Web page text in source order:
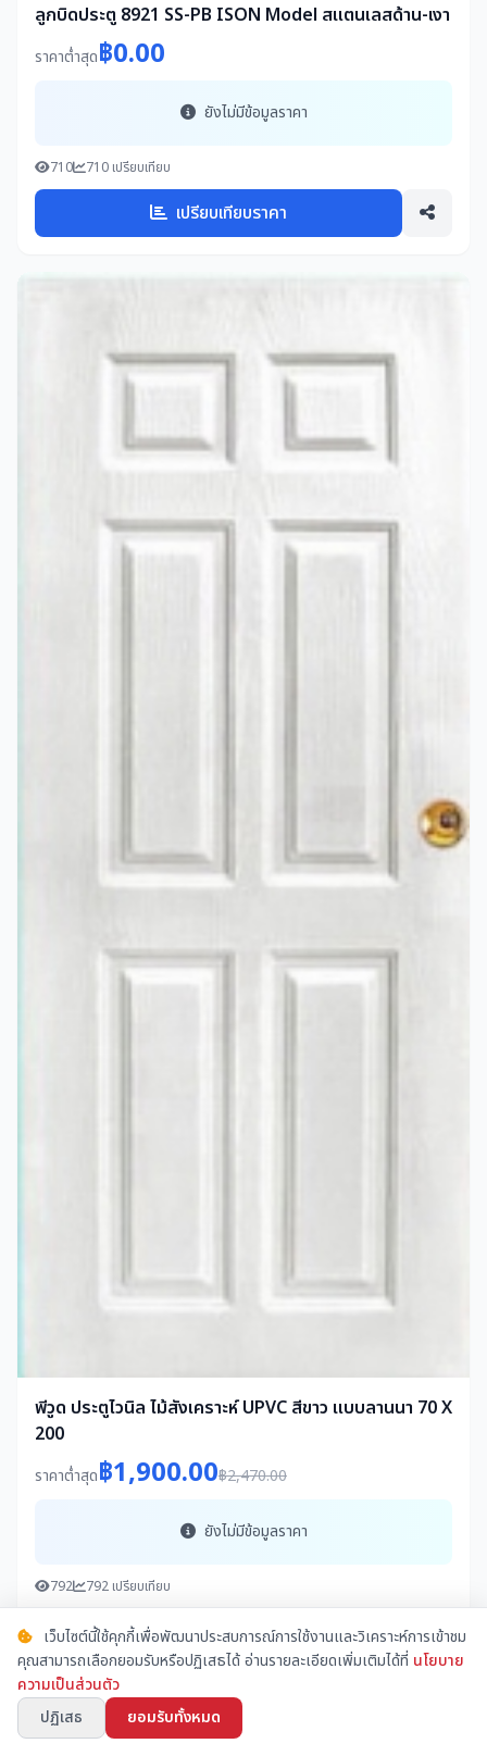
ลูกบิดประตู 8921 SS-PB ISON Model สแตนเลสด้าน-เงา
ราคาต่ำสุด฿0.00
ยังไม่มีข้อมูลราคา
710 710 เปรียบเทียบ
เปรียบเทียบราคา
พีวูด ประตูไวนิล ไม้สังเคราะห์ UPVC สีขาว แบบลานนา 70 X
200
ราคาต่ำสุด฿1,900.00฿2,470.00
ยังไม่มีข้อมูลราคา
792 792 เปรียบเทียบ
เปรียบเทียบราคา
เว็บไซต์นี้ใช้คุกกี้เพื่อพัฒนาประสบการณ์การใช้งานและวิเคราะห์การเข้าชม
คุณสามารถเลือกยอมรับหรือปฏิเสธได้ อ่านรายละเอียดเพิ่มเติมได้ที่ นโยบาย
ความเป็นส่วนตัว
ปฏิเสธ
ยอมรับทั้งหมด